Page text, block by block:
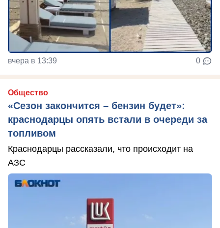
вчера в 13:39 0
Общество
«Сезон закончится – бензин будет»:
краснодарцы опять встали в очереди за
топливом
Краснодарцы рассказали, что происходит на
АЗС